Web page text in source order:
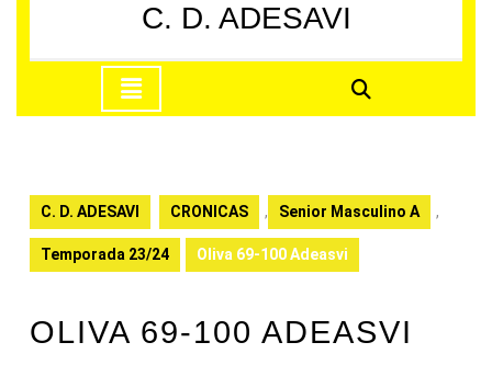
C. D. ADESAVI
apertura
C. D. ADESAVI CRONICAS , Senior Masculino A ,
Temporada 23/24 Oliva 69-100 Adeasvi
OLIVA 69-100 ADEASVI